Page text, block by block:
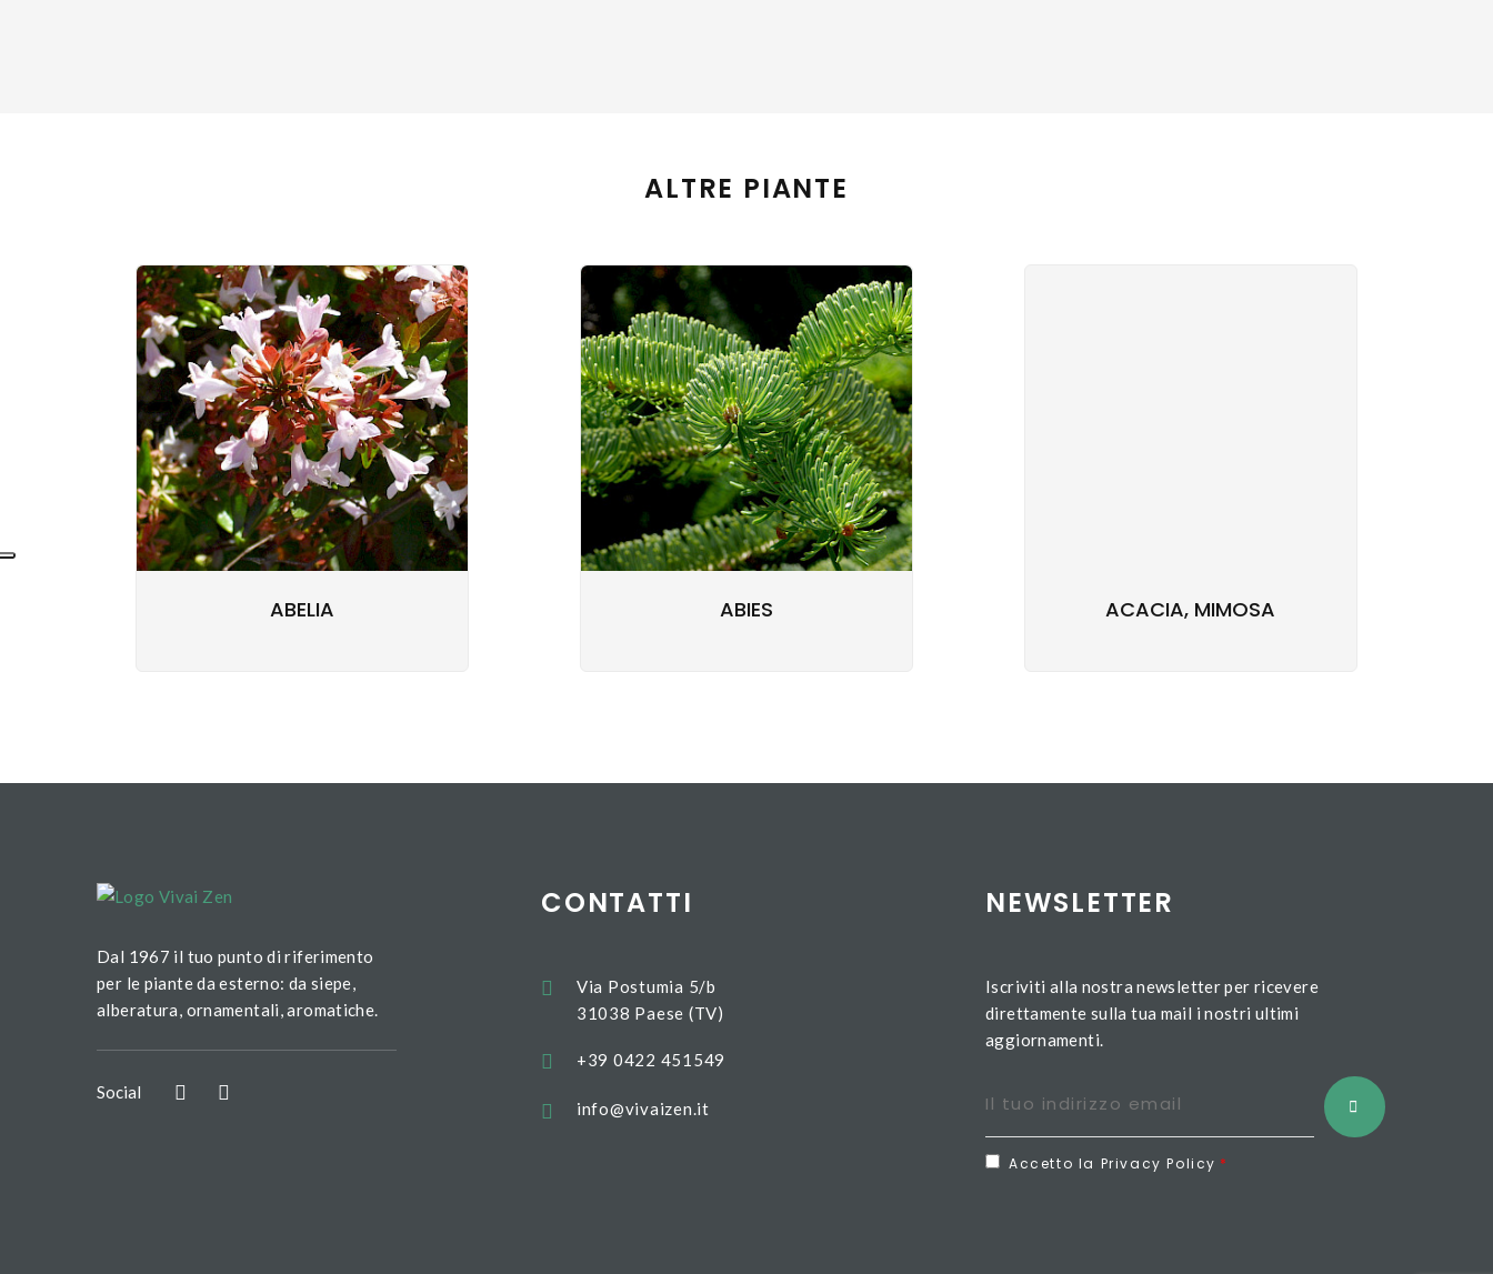
ALTRE PIANTE
ABELIA ABIES ACACIA, MIMOSA
Dal 1967 il tuo punto di riferimento
per le piante da esterno: da siepe,
alberatura, ornamentali, aromatiche.
Social
CONTATTI
Via Postumia 5/b
31038 Paese (TV)
+39 0422 451549
info@vivaizen.it
NEWSLETTER
Iscriviti alla nostra newsletter per ricevere
direttamente sulla tua mail i nostri ultimi
aggiornamenti.
Accetto la Privacy Policy